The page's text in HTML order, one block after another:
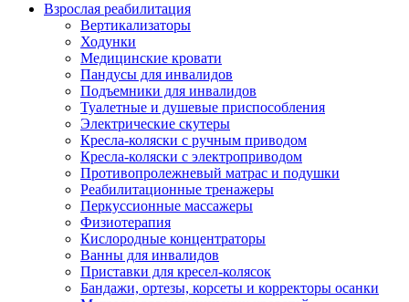
Взрослая реабилитация
Вертикализаторы
Ходунки
Медицинские кровати
Пандусы для инвалидов
Подъемники для инвалидов
Туалетные и душевые приспособления
Электрические скутеры
Кресла-коляски с ручным приводом
Кресла-коляски с электроприводом
Противопролежневый матрас и подушки
Реабилитационные тренажеры
Перкуссионные массажеры
Физиотерапия
Кислородные концентраторы
Ванны для инвалидов
Приставки для кресел-колясок
Бандажи, ортезы, корсеты и корректоры осанки